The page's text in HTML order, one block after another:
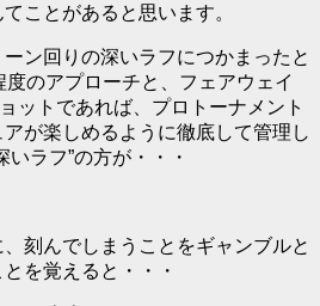
ことがあると思います。
ン回りの深いラフにつかまったと
のアプローチと、フェアウェイ
ットであれば、プロトーナメント
が楽しめるように徹底して管理し
いラフ”の方が・・・
刻んでしまうことをギャンブルと
を覚えると・・・